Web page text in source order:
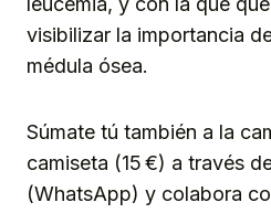
visibilizar la importancia
médula ósea.
Súmate tú también a la
camiseta (15 €) a través
(WhatsApp) y colabora